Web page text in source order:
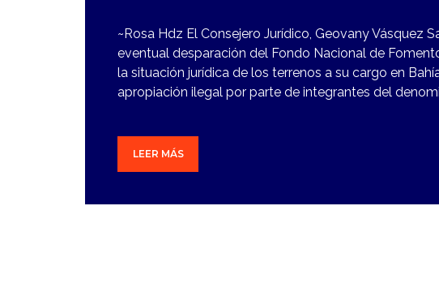
~Rosa Hdz El Consejero Jurídico, Geovany Vásquez
eventual desparación del Fondo Nacional de
la situación jurídica de los terrenos a su cargo en
apropiación ilegal por parte de integrantes del
LEER MÁS